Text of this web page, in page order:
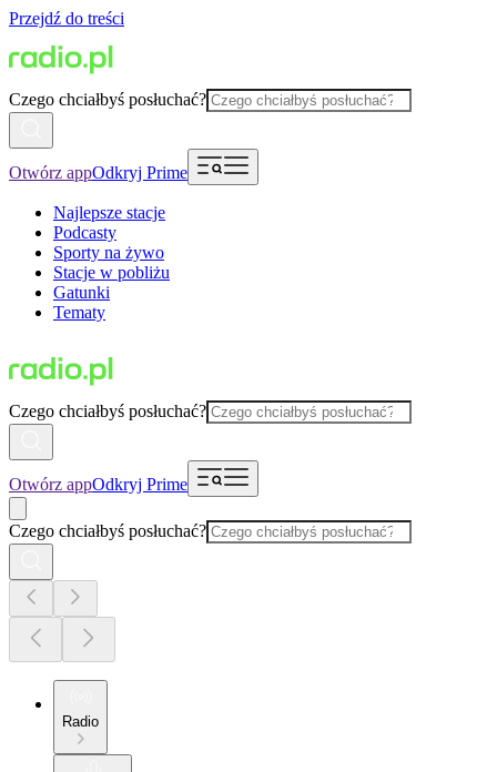
Przejdź do treści
Czego chciałbyś posłuchać?
Otwórz appOdkryj Prime
Najlepsze stacje
Podcasty
Sporty na żywo
Stacje w pobliżu
Gatunki
Tematy
Czego chciałbyś posłuchać?
Otwórz appOdkryj Prime
Czego chciałbyś posłuchać?
Radio